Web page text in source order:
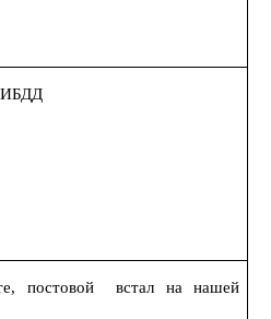
постовой встал на нашей